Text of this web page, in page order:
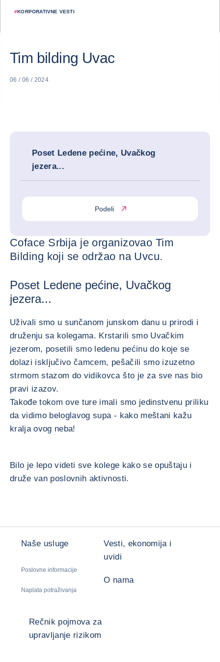
#KORPORATIVNE VESTI
Tim bilding Uvac
06 / 06 / 2024
Poset Ledene pećine, Uvačkog
jezera...
Podeli
Coface Srbija je organizovao Tim
Bilding koji se održao na Uvcu.
Poset Ledene pećine, Uvačkog
jezera...
Uživali smo u sunčanom junskom danu u prirodi i
druženju sa kolegama. Krstarili smo Uvačkim
jezerom, posetili smo ledenu pećinu do koje se
dolazi isključivo čamcem, pešačili smo izuzetno
strmom stazom do vidikovca što je za sve nas bio
pravi izazov.
Takođe tokom ove ture imali smo jedinstvenu priliku
da vidimo beloglavog supa - kako meštani kažu
kralja ovog neba!
Bilo je lepo videti sve kolege kako se opuštaju i
druže van poslovnih aktivnosti.
Naše usluge
Poslovne informacije
Naplata potraživanja
Vesti, ekonomija i
uvidi
O nama
Rečnik pojmova za
upravljanje rizikom